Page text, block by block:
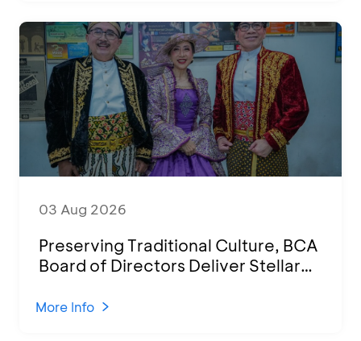
03 Aug 2026
Preserving Traditional Culture, BCA
Board of Directors Deliver Stellar
2026
More Info